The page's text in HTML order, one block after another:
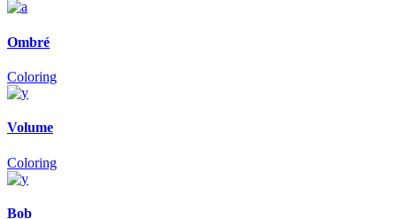
Ombré
Coloring
Volume
Coloring
Bob